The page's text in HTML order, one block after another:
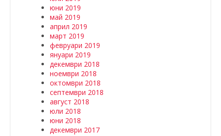
юни 2019
май 2019
април 2019
март 2019
февруари 2019
януари 2019
декември 2018
ноември 2018
октомври 2018
септември 2018
август 2018
юли 2018
юни 2018
декември 2017